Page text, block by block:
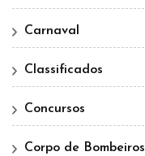
Carnaval
Classificados
Concursos
Corpo de Bombeiros